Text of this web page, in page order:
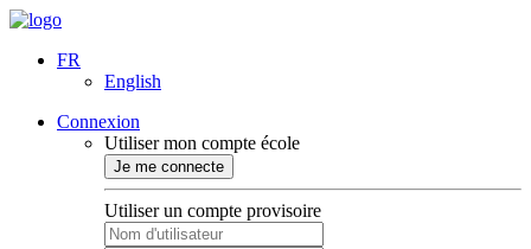
FR
English
Connexion
Utiliser mon compte école
Je me connecte
Utiliser un compte provisoire